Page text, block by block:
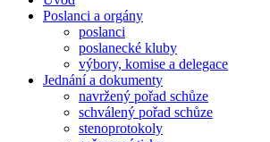
Poslanci a orgány
poslanci
poslanecké kluby
výbory, komise a delegace
Jednání a dokumenty
navržený pořad schůze
schválený pořad schůze
stenoprotokoly